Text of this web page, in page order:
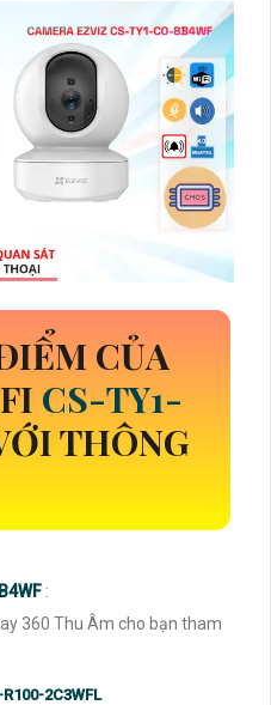
CỦA
CS-TY1-
THÔNG
:
360 Thu Âm cho bạn tham
2C3WFL